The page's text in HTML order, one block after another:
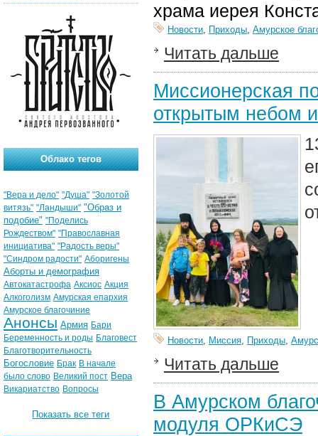
храма иерея
Новости, Приходы, Амурское
Читать дальше
Миссионерская
открытым небом
Новости, Миссия, Приходы,
Читать дальше
В Амурском
модуля ОРКиСЭ
Облако тегов
"Вера и дело" "Душа" "Золотой
витязь" "Ландыши" "Образ и
подобие" "Поделись
Рождеством" "Православная
инициатива" "Радость веры"
"Синдром радости" Аборигены
Аборты и демография
Автокатастрофа Аксиос Акция
Алкоголизм Амурская епархия
Амурское благочиние
Анонсы Армия Бари
Беременность и роды Благовест
Благотворительность
Богословие Брак В начале
было слово Великий пост Вера
Викариатство Вопросы
Показать все теги